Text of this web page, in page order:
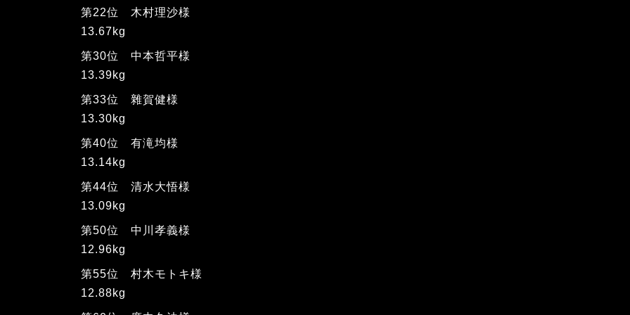
第22位 木村理沙様
13.67kg
第30位 中本哲平様
13.39kg
第33位 雜賀健様
13.30kg
第40位 有滝均様
13.14kg
第44位 清水大悟様
13.09kg
第50位 中川孝義様
12.96kg
第55位 村木モトキ様
12.88kg